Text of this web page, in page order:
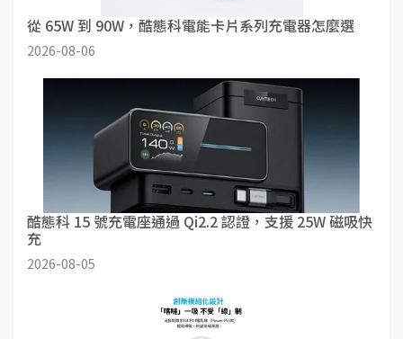
從 65W 到 90W，酷態科電能卡片系列充電器怎麼選
2026-08-06
酷態科 15 號充電座通過 Qi2.2 認證，支援 25W 磁吸快
充
2026-08-05